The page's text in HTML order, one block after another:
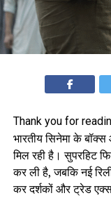
Thank you for
भारतीय सिनेमा के
मिल रही है। सुपरहिट
कर ली है, जबकि नई
कर दर्शकों और ट्रेड